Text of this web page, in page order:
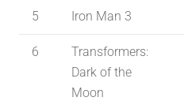
5 Iron Man 3
6
Transformers:
Dark of the
Moon